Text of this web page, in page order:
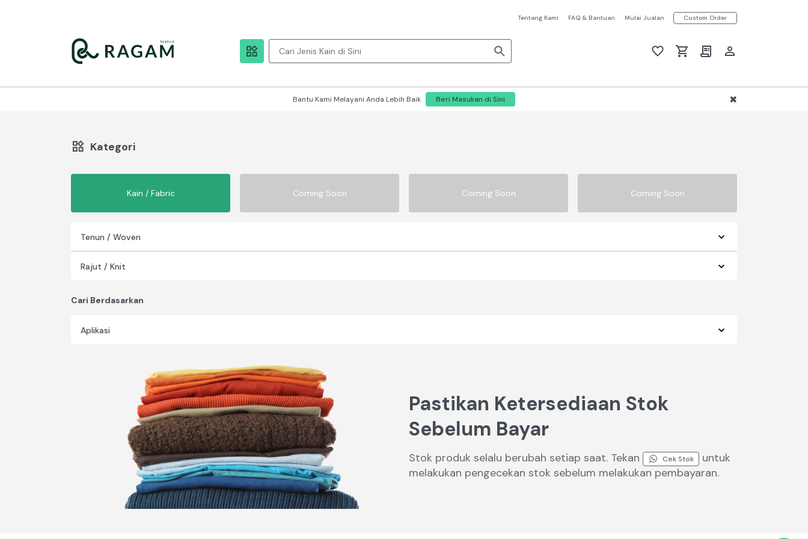
Bantu Kami Melayani Anda Lebih Baik Beri Masukan di Sini
Tentang Kami FAQ & Bantuan Mulai Jualan Custom Order
Kategori
Kain / Fabric Coming Soon Coming Soon Coming Soon
Tenun / Woven
Rajut / Knit
Cari Berdasarkan
Aplikasi
Pastikan Ketersediaan Stok
Sebelum Bayar
Stok produk selalu berubah setiap saat. Tekan Cek Stok
untuk
melakukan pengecekan stok sebelum melakukan pembayaran.